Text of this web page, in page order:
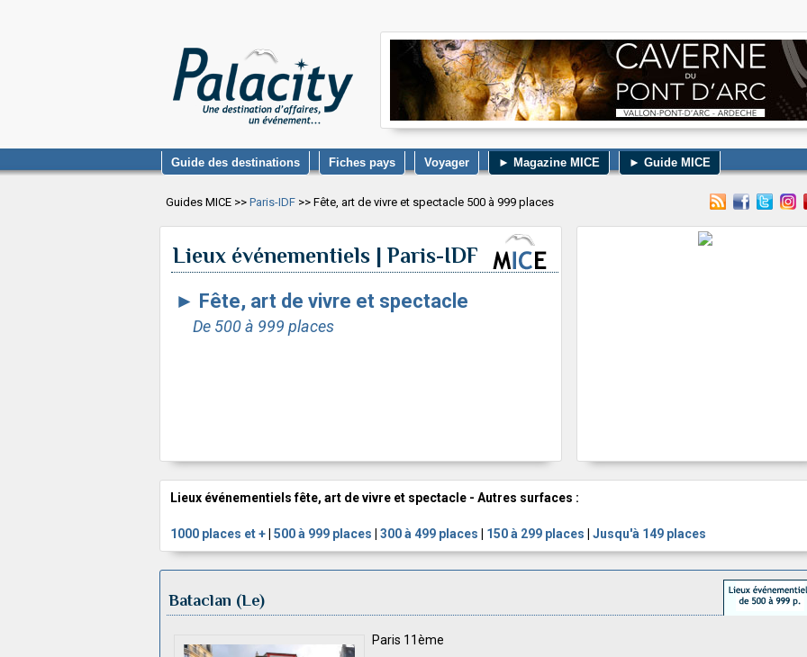
Guide des destinations Fiches pays Voyager ► Magazine MICE ► Guide MICE
Guides MICE >> Paris-IDF >> Fête, art de vivre et spectacle 500 à 999 places
Lieux événementiels | Paris-IDF
► Fête, art de vivre et spectacle
De 500 à 999 places
Lieux événementiels fête, art de vivre et spectacle - Autres surfaces :
1000 places et + 500 à 999 places 300 à 499 places 150 à 299 places Jusqu'à 149 places
Bataclan (Le)
Paris 11ème